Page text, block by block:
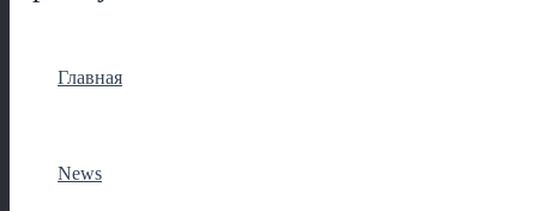
Главная
News